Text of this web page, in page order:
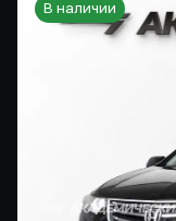
В наличии